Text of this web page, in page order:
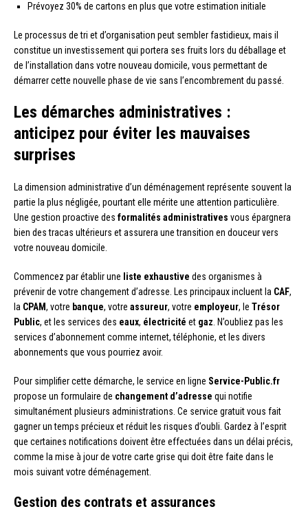
Prévoyez 30% de cartons en plus que votre estimation initiale
Le processus de tri et d’organisation peut sembler fastidieux, mais il
constitue un investissement qui portera ses fruits lors du déballage et
de l’installation dans votre nouveau domicile, vous permettant de
démarrer cette nouvelle phase de vie sans l’encombrement du passé.
Les démarches administratives :
anticipez pour éviter les mauvaises
surprises
La dimension administrative d’un déménagement représente souvent la
partie la plus négligée, pourtant elle mérite une attention particulière.
Une gestion proactive des formalités administratives vous épargnera
bien des tracas ultérieurs et assurera une transition en douceur vers
votre nouveau domicile.
Commencez par établir une liste exhaustive des organismes à
prévenir de votre changement d’adresse. Les principaux incluent la CAF,
la CPAM, votre banque, votre assureur, votre employeur, le Trésor
Public, et les services des eaux, électricité et gaz. N’oubliez pas les
services d’abonnement comme internet, téléphonie, et les divers
abonnements que vous pourriez avoir.
Pour simplifier cette démarche, le service en ligne Service-Public.fr
propose un formulaire de changement d’adresse qui notifie
simultanément plusieurs administrations. Ce service gratuit vous fait
gagner un temps précieux et réduit les risques d’oubli. Gardez à l’esprit
que certaines notifications doivent être effectuées dans un délai précis,
comme la mise à jour de votre carte grise qui doit être faite dans le
mois suivant votre déménagement.
Gestion des contrats et assurances